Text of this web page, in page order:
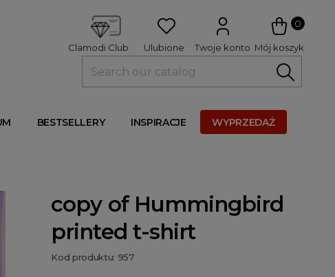
0
Mój koszyk
Twoje konto
Ulubione
Clamodi Club
BESTSELLERY INSPIRACJE WYPRZEDAŻ
copy of Hummingbird
printed t-shirt
Kod produktu: 957